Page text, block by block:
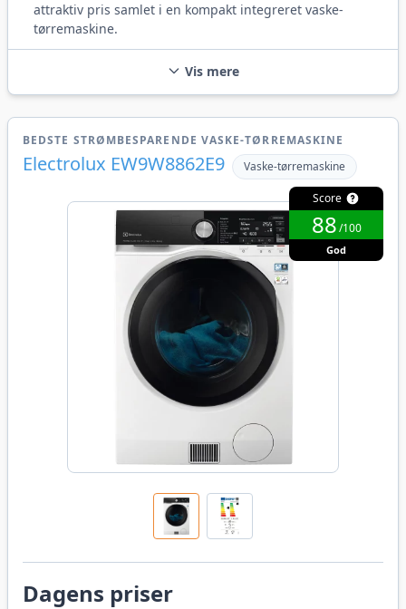
attraktiv pris samlet i en kompakt integreret vaske-
tørremaskine.
Vis mere
BEDSTE STRØMBESPARENDE VASKE-TØRREMASKINE
Electrolux EW9W8862E9 Vaske-tørremaskine
Score
88/100
God
Dagens priser